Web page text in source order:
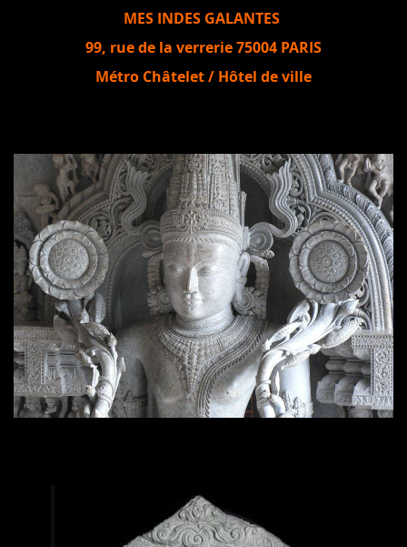
MES INDES GALANTES
99, rue de la verrerie 75004 PARIS
Métro Châtelet / Hôtel de ville